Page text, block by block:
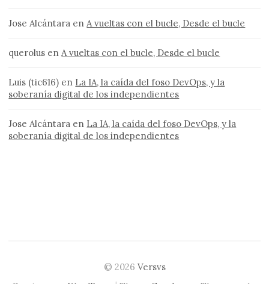
Jose Alcántara en A vueltas con el bucle, Desde el bucle
querolus en A vueltas con el bucle, Desde el bucle
Luis (tic616) en La IA, la caída del foso DevOps, y la
soberanía digital de los independientes
Jose Alcántara en La IA, la caída del foso DevOps, y la
soberanía digital de los independientes
© 2026 Versvs